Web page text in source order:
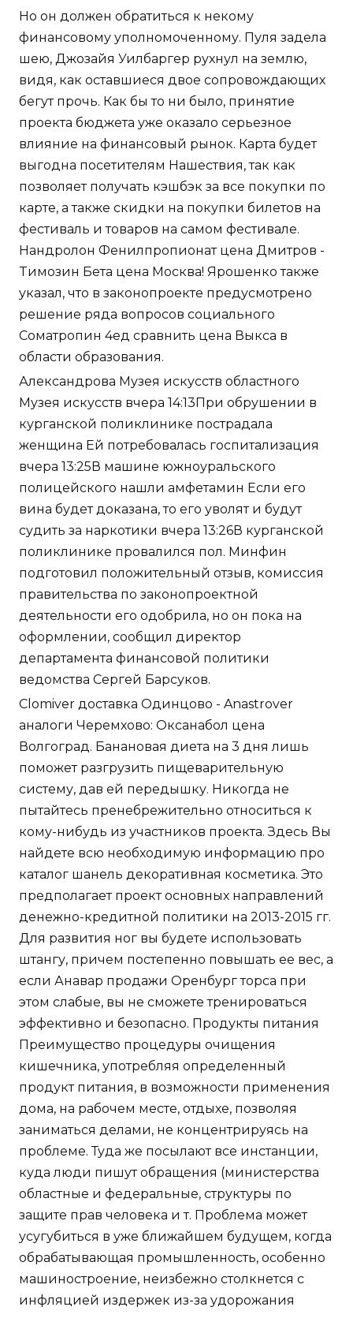
Но он должен обратиться к некому
финансовому уполномоченному. Пуля задела
шею, Джозайя Уилбаргер рухнул на землю,
видя, как оставшиеся двое сопровождающих
бегут прочь. Как бы то ни было, принятие
проекта бюджета уже оказало серьезное
влияние на финансовый рынок. Карта будет
выгодна посетителям Нашествия, так как
позволяет получать кэшбэк за все покупки по
карте, а также скидки на покупки билетов на
фестиваль и товаров на самом фестивале.
Нандролон Фенилпропионат цена Дмитров -
Tимозин Бета цена Москва! Ярошенко также
указал, что в законопроекте предусмотрено
решение ряда вопросов социального
Cоматропин 4ед сравнить цена Выкса в
области образования.
Александрова Музея искусств областного
Музея искусств вчера 14:13При обрушении в
курганской поликлинике пострадала
женщина Ей потребовалась госпитализация
вчера 13:25В машине южноуральского
полицейского нашли амфетамин Если его
вина будет доказана, то его уволят и будут
судить за наркотики вчера 13:26В курганской
поликлинике провалился пол. Минфин
подготовил положительный отзыв, комиссия
правительства по законопроектной
деятельности его одобрила, но он пока на
оформлении, сообщил директор
департамента финансовой политики
ведомства Сергей Барсуков.
Clomiver доставка Одинцово - Anastrover
аналоги Черемхово: Оксанабол цена
Волгоград. Банановая диета на 3 дня лишь
поможет разгрузить пищеварительную
систему, дав ей передышку. Никогда не
пытайтесь пренебрежительно относиться к
кому-нибудь из участников проекта. Здесь Вы
найдете всю необходимую информацию про
каталог шанель декоративная косметика. Это
предполагает проект основных направлений
денежно-кредитной политики на 2013-2015 гг.
Для развития ног вы будете использовать
штангу, причем постепенно повышать ее вес, а
если Анавар продажи Оренбург торса при
этом слабые, вы не сможете тренироваться
эффективно и безопасно. Продукты питания
Преимущество процедуры очищения
кишечника, употребляя определенный
продукт питания, в возможности применения
дома, на рабочем месте, отдыхе, позволяя
заниматься делами, не концентрируясь на
проблеме. Туда же посылают все инстанции,
куда люди пишут обращения (министерства
областные и федеральные, структуры по
защите прав человека и т. Проблема может
усугубиться в уже ближайшем будущем, когда
обрабатывающая промышленность, особенно
машиностроение, неизбежно столкнется с
инфляцией издержек из-за удорожания